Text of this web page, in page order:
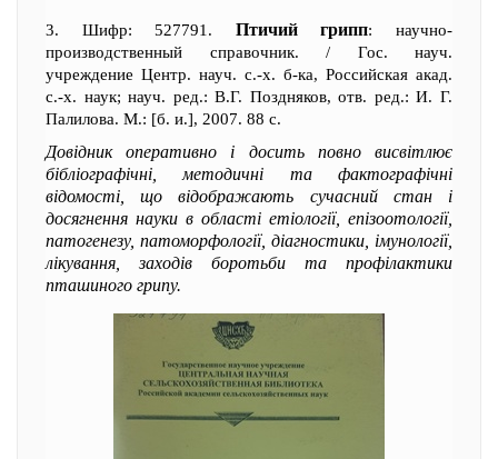
3. Шифр: 527791. Птичий грипп: научно-
производственный справочник. / Гос. науч.
учреждение Центр. науч. с.-х. б-ка, Российская акад.
с.-х. наук; науч. ред.: В.Г. Поздняков, отв. ред.: И. Г.
Палилова. М.: [б. и.], 2007. 88 с.
Довідник оперативно і досить повно висвітлює
бібліографічні, методичні та фактографічні
відомості, що відображають сучасний стан і
досягнення науки в області етіології, епізоотології,
патогенезу, патоморфології, діагностики, імунології,
лікування, заходів боротьби та профілактики
пташиного грипу.